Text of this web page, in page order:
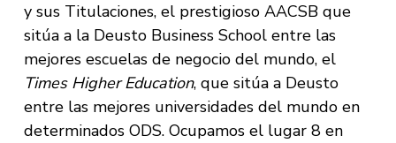
y sus Titulaciones, el prestigioso AACSB que
sitúa a la Deusto Business School entre las
mejores escuelas de negocio del mundo, el
Times Higher Education, que sitúa a Deusto
entre las mejores universidades del mundo en
determinados ODS. Ocupamos el lugar 8 en